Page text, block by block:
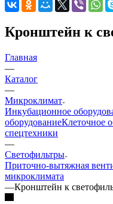
Кронштейн к
Главная
—
Каталог
—
Микроклимат
Инкубационное
оборудованиеКлеточное
спецтехники
—
Светофильтры
Приточно-вытяжная
микроклимата
—Кронштейн к